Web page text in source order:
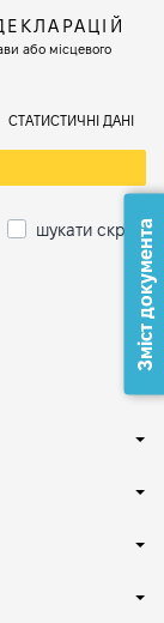
або місцевого
СТАТИСТИЧНІ ДАНІ
шукати скрізьЗміст документа